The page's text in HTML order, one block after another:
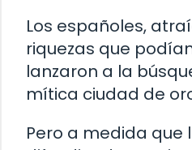
Los españoles,
riquezas que
lanzaron a la
mítica ciudad de
Pero a medida que